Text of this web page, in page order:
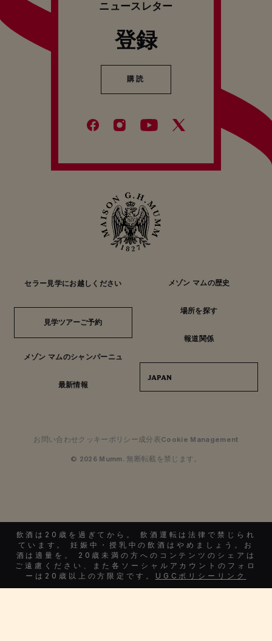
ニュースレター
登録
購読
購読
セラー見学にお越しください
見学ツアーご予約
見学ツアーご予約
メゾン マムのシャンパーニュ
最新情報
メゾン マムの歴史
場所を探す
報道関係
JAPAN
お問い合わせ クッキーポリシー成分表Cookie Management
© 2026 Mumm. 無断転載を禁じます。
飲酒は20歳を過ぎてから。 飲酒運転は法律で禁じられ
ています。 妊娠中・授乳中の飲酒はやめましょう。お
酒は適量を。 20歳未満の方へのコンテンツのシェアは
ご遠慮ください、また各ソーシャルアカウントのフォロ
ーは20歳以上の方限定です。 UGCポリシーリンク